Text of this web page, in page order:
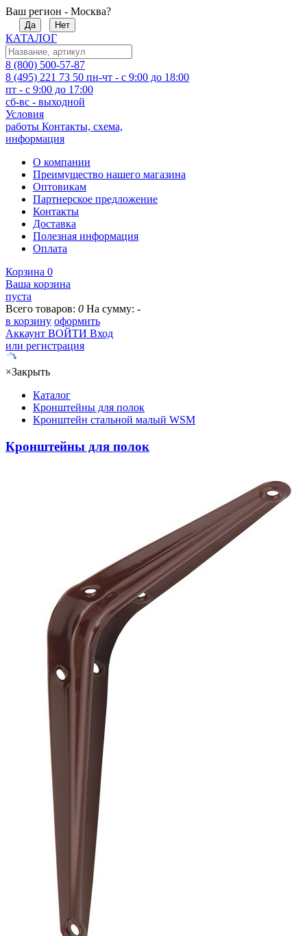
Ваш регион - Москва?
Да Нет
КАТАЛОГ
8 (800) 500-57-87
8 (495) 221 73 50 пн-чт - с 9:00 до 18:00
пт - с 9:00 до 17:00
сб-вс - выходной
Условия
работы Контакты, схема,
информация
О компании
Преимущество нашего магазина
Оптовикам
Партнерское предложение
Контакты
Доставка
Полезная информация
Оплата
Корзина 0
Ваша корзина
пуста
Всего товаров: 0 На сумму: -
в корзину оформить
Аккаунт ВОЙТИ Вход
или регистрация
×Закрыть
Каталог
Кронштейны для полок
Кронштейн стальной малый WSM
Кронштейны для полок